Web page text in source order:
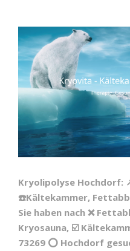
Kryolipolyse Hochdorf:
☎️Kältekammer,
Sie haben nach ❌
Kryosauna, ☑️
73269 ⭕ Hochdorf